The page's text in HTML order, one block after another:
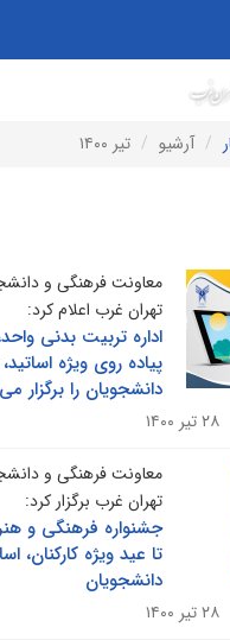
آرشیو تیر ۱۴۰۰
معاونت فرهنگی و
تهران غرب اعلام کرد:
اداره تربیت بدنی واحد،
پیاده روی ویژه اساتید،
دانشجویان را برگزار می کند
معاونت فرهنگی و
تهران غرب برگزار کرد:
جشنواره فرهنگی و
تا عید ویژه کارکنان،
دانشجویان